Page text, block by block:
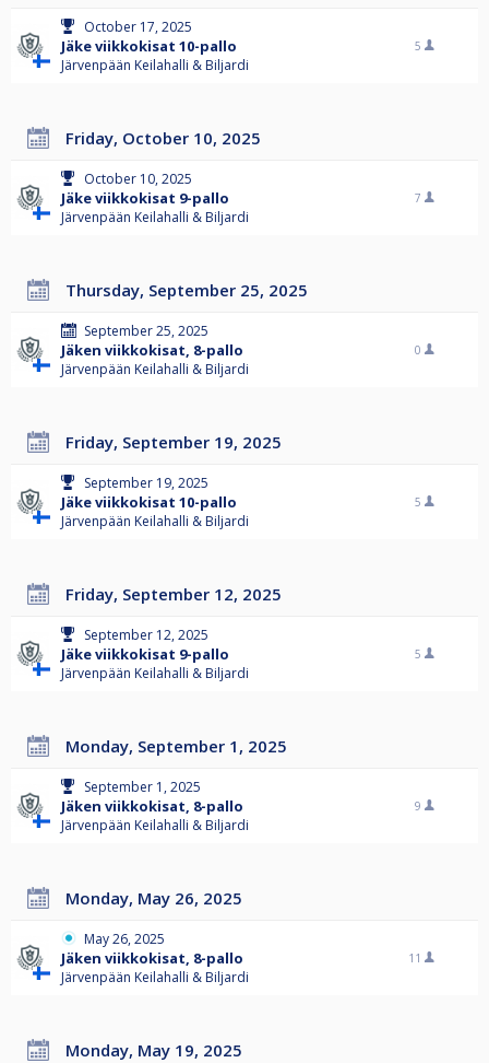
October 17, 2025
Jäke viikkokisat 10-pallo
Järvenpään Keilahalli & Biljardi
5
Friday, October 10, 2025
October 10, 2025
Jäke viikkokisat 9-pallo
Järvenpään Keilahalli & Biljardi
7
Thursday, September 25, 2025
September 25, 2025
Jäken viikkokisat, 8-pallo
Järvenpään Keilahalli & Biljardi
0
Friday, September 19, 2025
September 19, 2025
Jäke viikkokisat 10-pallo
Järvenpään Keilahalli & Biljardi
5
Friday, September 12, 2025
September 12, 2025
Jäke viikkokisat 9-pallo
Järvenpään Keilahalli & Biljardi
5
Monday, September 1, 2025
September 1, 2025
Jäken viikkokisat, 8-pallo
Järvenpään Keilahalli & Biljardi
9
Monday, May 26, 2025
May 26, 2025
Jäken viikkokisat, 8-pallo
Järvenpään Keilahalli & Biljardi
11
Monday, May 19, 2025